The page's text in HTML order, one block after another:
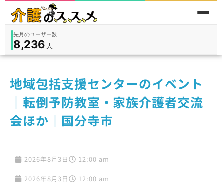
在宅9,360入所3,194
先月のユーザー数
8,236 人
件
地域包括支援センターのイベント
｜転倒予防教室・家族介護者交流
会ほか｜国分寺市
2026年8月3日 12:00 am
2026年8月3日 12:00 am